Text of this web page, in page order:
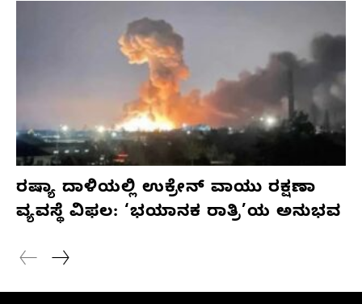
ರಷ್ಯಾ ದಾಳಿಯಲ್ಲಿ ಉಕ್ರೇನ್ ವಾಯು ರಕ್ಷಣಾ
ವ್ಯವಸ್ಥೆ ವಿಫಲ: ‘ಭಯಾನಕ ರಾತ್ರಿ’ಯ ಅನುಭವ